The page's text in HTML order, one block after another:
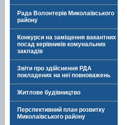
Рада Волонтерів Миколаївського
району
Конкурси на заміщення вакантних
посад керівників комунальних
закладів
Звіти про здійснення РДА
покладених на неї повноважень
Житлове будівництво
Перспективний план розвитку
Миколаївського району